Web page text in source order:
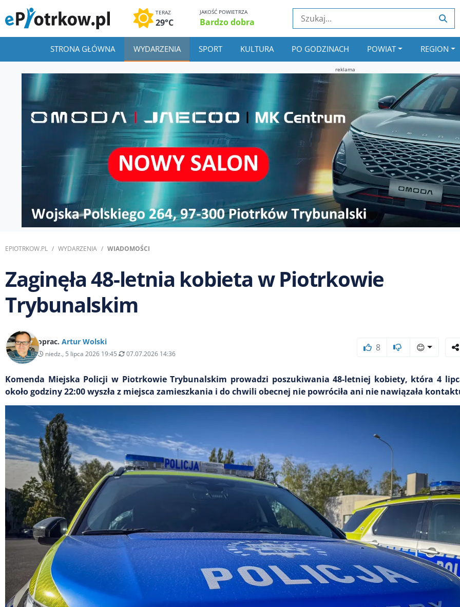
TERAZ
29°C
JAKOŚĆ POWIETRZA
Bardzo dobra
STRONA GŁÓWNA WYDARZENIA SPORT KULTURA PO GODZINACH POWIAT REGION
reklama
EPIOTRKOW.PL WYDARZENIA WIADOMOŚCI
Zaginęła 48-letnia kobieta w Piotrkowie
Trybunalskim
oprac. Artur Wolski
niedz., 5 lipca 2026 19:45 07.07.2026 14:36
8 😊
Komenda Miejska Policji w Piotrkowie Trybunalskim prowadzi poszukiwania 48-letniej kobiety, która 4
około godziny 22:00 wyszła z miejsca zamieszkania i do chwili obecnej nie powróciła ani nie nawiązała